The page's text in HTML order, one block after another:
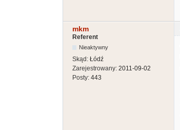
mkm
Referent
Nieaktywny
Skąd: Łódź
Zarejestrowany: 2011-09-02
Posty: 443